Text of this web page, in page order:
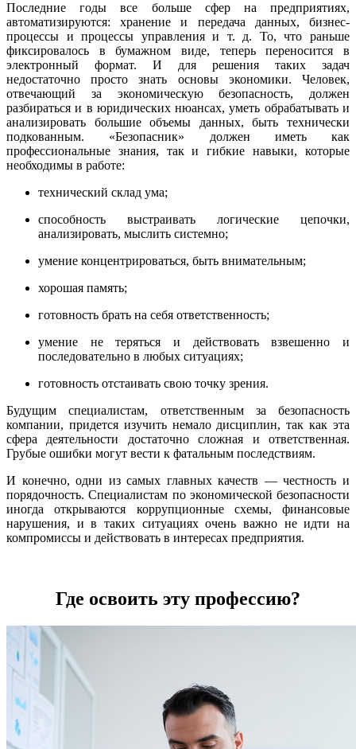
Последние годы все больше сфер на предприятиях,
автоматизируются: хранение и передача данных, бизнес-
процессы и процессы управления и т. д. То, что раньше
фиксировалось в бумажном виде, теперь переносится в
электронный формат. И для решения таких задач
недостаточно просто знать основы экономики. Человек,
отвечающий за экономическую безопасность, должен
разбираться и в юридических нюансах, уметь обрабатывать и
анализировать большие объемы данных, быть технически
подкованным. «Безопасник» должен иметь как
профессиональные знания, так и гибкие навыки, которые
необходимы в работе:
технический склад ума;
способность выстраивать логические цепочки,
анализировать, мыслить системно;
умение концентрироваться, быть внимательным;
хорошая память;
готовность брать на себя ответственность;
умение не теряться и действовать взвешенно и
последовательно в любых ситуациях;
готовность отстаивать свою точку зрения.
Будущим специалистам, ответственным за безопасность
компании, придется изучить немало дисциплин, так как эта
сфера деятельности достаточно сложная и ответственная.
Грубые ошибки могут вести к фатальным последствиям.
И конечно, одни из самых главных качеств — честность и
порядочность. Специалистам по экономической безопасности
иногда открываются коррупционные схемы, финансовые
нарушения, и в таких ситуациях очень важно не идти на
компромиссы и действовать в интересах предприятия.
Где освоить эту профессию?